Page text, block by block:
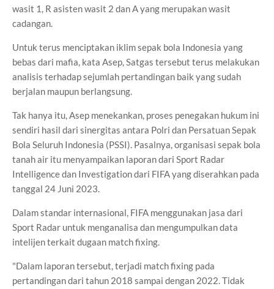
wasit 1, R asisten wasit 2 dan A yang merupakan wasit
cadangan.
Untuk terus menciptakan iklim sepak bola Indonesia yang
bebas dari mafia, kata Asep, Satgas tersebut terus melakukan
analisis terhadap sejumlah pertandingan baik yang sudah
berjalan maupun berlangsung.
Tak hanya itu, Asep menekankan, proses penegakan hukum ini
sendiri hasil dari sinergitas antara Polri dan Persatuan Sepak
Bola Seluruh Indonesia (PSSI). Pasalnya, organisasi sepak bola
tanah air itu menyampaikan laporan dari Sport Radar
Intelligence dan Investigation dari FIFA yang diserahkan pada
tanggal 24 Juni 2023.
Dalam standar internasional, FIFA menggunakan jasa dari
Sport Radar untuk menganalisa dan mengumpulkan data
intelijen terkait dugaan match fixing.
"Dalam laporan tersebut, terjadi match fixing pada
pertandingan dari tahun 2018 sampai dengan 2022. Tidak